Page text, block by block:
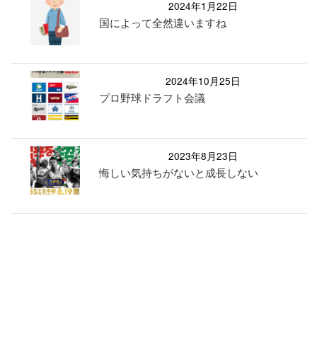
2024年1月22日
国によって全然違いますね
2024年10月25日
プロ野球ドラフト会議
2023年8月23日
悔しい気持ちがないと成長しない